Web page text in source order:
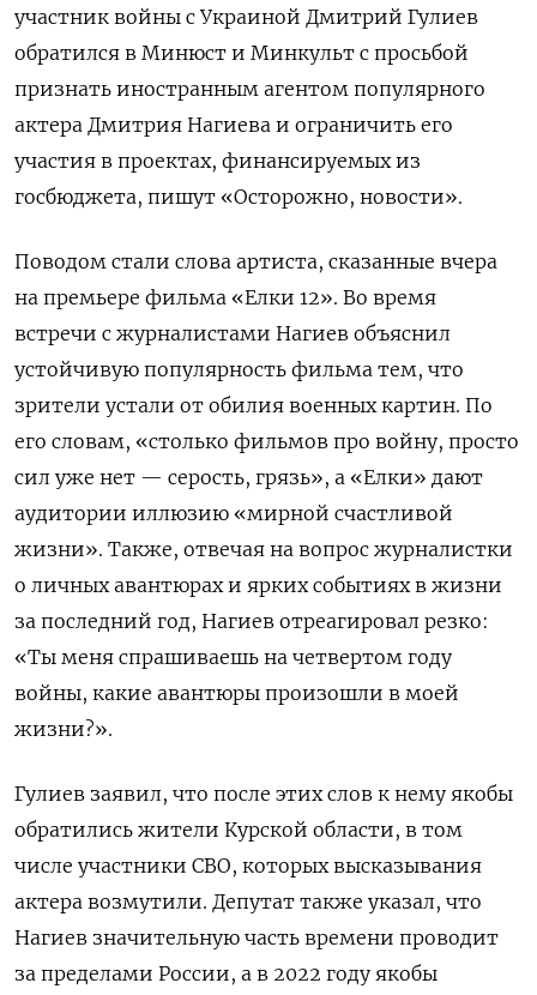
участник войны с Украиной Дмитрий Гулиев
обратился в Минюст и Минкульт с просьбой
признать иностранным агентом популярного
актера Дмитрия Нагиева и ограничить его
участия в проектах, финансируемых из
госбюджета, пишут «Осторожно, новости».
Поводом стали слова артиста, сказанные вчера
на премьере фильма «Елки 12». Во время
встречи с журналистами Нагиев объяснил
устойчивую популярность фильма тем, что
зрители устали от обилия военных картин. По
его словам, «столько фильмов про войну, просто
сил уже нет — серость, грязь», а «Елки» дают
аудитории иллюзию «мирной счастливой
жизни». Также, отвечая на вопрос журналистки
о личных авантюрах и ярких событиях в жизни
за последний год, Нагиев отреагировал резко:
«Ты меня спрашиваешь на четвертом году
войны, какие авантюры произошли в моей
жизни?».
Гулиев заявил, что после этих слов к нему якобы
обратились жители Курской области, в том
числе участники СВО, которых высказывания
актера возмутили. Депутат также указал, что
Нагиев значительную часть времени проводит
за пределами России, а в 2022 году якобы